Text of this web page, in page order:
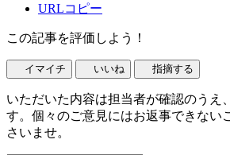
URLコピー
この記事を評価しよう！
イマイチ いいね 指摘する
いただいた内容は担当者が確認のうえ
す。個々のご意見にはお返事できない
さいませ。